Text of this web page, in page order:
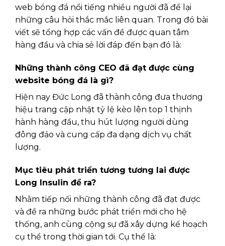
web bóng đá nổi tiếng nhiều người đã để lại
những câu hỏi thắc mắc liên quan. Trong đó bài
viết sẽ tổng hợp các vấn đề được quan tâm
hàng đầu và chia sẻ lời đáp đến bạn đó là:
Những thành công CEO đã đạt được cùng
website bóng đá là gì?
Hiện nay Đức Long đã thành công đưa thương
hiệu trang cập nhật tỷ lệ kèo lên top 1 thịnh
hành hàng đầu, thu hút lượng người dùng
đông đảo và cung cấp đa dạng dịch vụ chất
lượng.
Mục tiêu phát triển tương tương lai được
Long Insulin đề ra?
Nhằm tiếp nối những thành công đã đạt được
và đề ra những bước phát triển mới cho hệ
thống, anh cùng cộng sự đã xây dựng kế hoạch
cụ thể trong thời gian tới. Cụ thể là: